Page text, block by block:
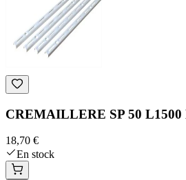
CREMAILLERE SP 50
18,70 €
En stock